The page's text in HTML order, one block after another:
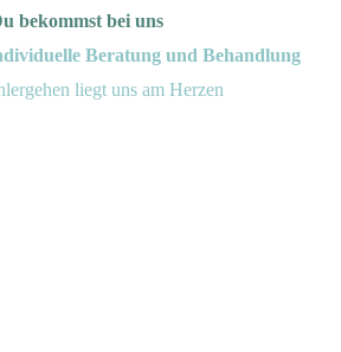
bekommst bei uns
Beratung und Behandlung
liegt uns am Herzen